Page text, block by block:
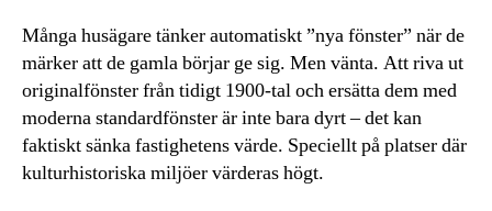
Många husägare tänker automatiskt ”nya fönster” när de
märker att de gamla börjar ge sig. Men vänta. Att riva ut
originalfönster från tidigt 1900-tal och ersätta dem med
moderna standardfönster är inte bara dyrt – det kan
faktiskt sänka fastighetens värde. Speciellt på platser där
kulturhistoriska miljöer värderas högt.